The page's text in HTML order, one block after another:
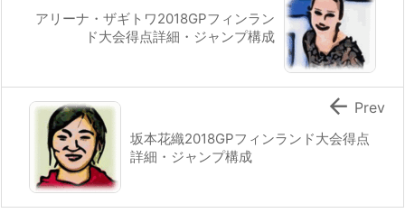
アリーナ・ザギトワ2018GPフィンラン
ド大会得点詳細・ジャンプ構成
坂本花織2018GPフィンランド大会得点
詳細・ジャンプ構成
 Prev